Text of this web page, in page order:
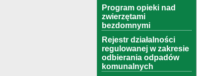
Program opieki nad
zwierzętami
bezdomnymi
Rejestr działalności
regulowanej w zakresie
odbierania odpadów
komunalnych